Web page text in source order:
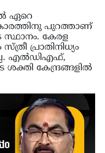
ഏറെ
പുറത്താണ്
സ്ഥാനം. കേരള
പ്രാതിനിധ്യം
എൽഡിഎഫ്,
കേന്ദ്രങ്ങളിൽ